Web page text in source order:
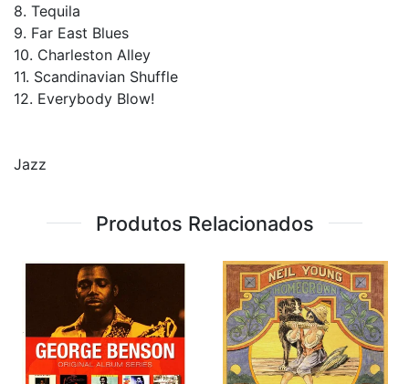
8. Tequila
9. Far East Blues
10. Charleston Alley
11. Scandinavian Shuffle
12. Everybody Blow!
Jazz
Produtos Relacionados